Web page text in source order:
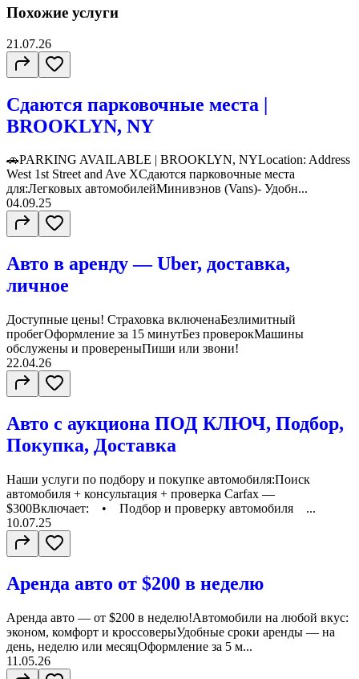
Похожие услуги
21.07.26
Сдаются парковочные места |
BROOKLYN, NY
🚗PARKING AVAILABLE | BROOKLYN, NYLocation: Address
West 1st Street and Ave XСдаются парковочные места
для:Легковых автомобилейМинивэнов (Vans)- Удобн...
04.09.25
Авто в аренду — Uber, доставка,
личное
Доступные цены! Страховка включенаБезлимитный
пробегОформление за 15 минутБез проверокМашины
обслужены и провереныПиши или звони!
22.04.26
Авто с аукциона ПОД КЛЮЧ, Подбор,
Покупка, Доставка
Наши услуги по подбору и покупке автомобиля:Поиск
автомобиля + консультация + проверка Carfax —
$300Включает: • Подбор и проверку автомобиля ...
10.07.25
Аренда авто от $200 в неделю
Аренда авто — от $200 в неделю!Автомобили на любой вкус:
эконом, комфорт и кроссоверыУдобные сроки аренды — на
день, неделю или месяцОформление за 5 м...
11.05.26